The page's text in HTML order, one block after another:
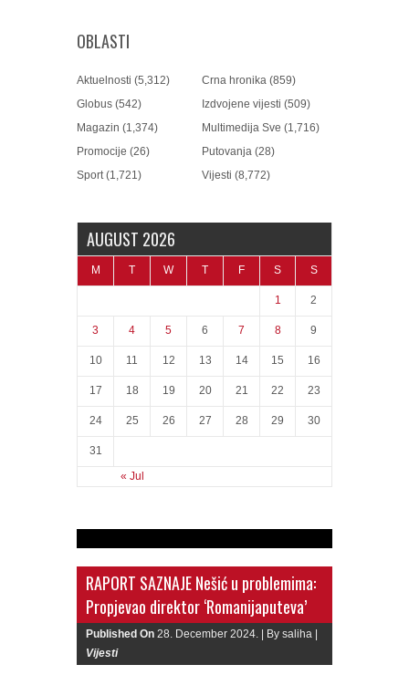
OBLASTI
Aktuelnosti (5,312) Crna hronika (859)
Globus (542) Izdvojene vijesti (509)
Magazin (1,374) Multimedija Sve (1,716)
Promocije (26) Putovanja (28)
Sport(1,721) Vijesti (8,772)
AUGUST 2026
M T W T F S S
« Jul
1 2
3 4 5 6 7 8 9
10 11 12 13 14 15 16
17 18 19 20 21 22 23
24 25 26 27 28 29 30
31
RAPORT SAZNAJE Nešić u problemima:
Propjevao direktor ‘Romanijaputeva’
Published On 28. December 2024. |
By saliha |
Vijesti